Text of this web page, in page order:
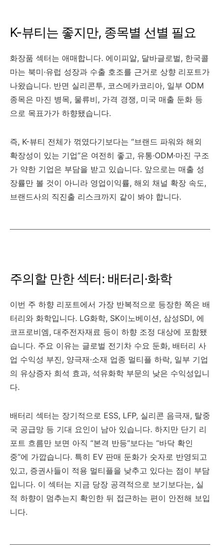
K-뷰티는 좋지만, 종목별 선별 필요
화장품 섹터는 애매합니다. 에이피알, 달바글로벌, 한국콜
마는 북미·유럽 성장과 수출 호조를 근거로 상향 리포트가
나왔습니다. 반면 실리콘투, 코스메카코리아, 일부 ODM
종목은 마진 병목, 물류비, 가격 경쟁, 미국 매출 둔화 등
으로 목표가가 하향됐습니다.
즉, K-뷰티 전체가 꺾였다기보다는 “브랜드 파워와 해외
확장성이 있는 기업”은 여전히 좋고, 유통·ODM·마진 구조
가 약한 기업은 부담을 받고 있습니다. 앞으로는 매출 성
장률만 볼 것이 아니라 영업이익률, 해외 채널 확장 속도,
브랜드사의 직진출 리스크까지 같이 봐야 합니다.
주의할 만한 섹터: 배터리·화학
이번 주 하향 리포트에서 가장 반복적으로 등장한 쪽은 배
터리와 화학입니다. LG화학, SK이노베이션, 삼성SDI, 에
코프로비엠, 대주전자재료 등이 하향 조정 대상에 포함됐
습니다. 주요 이유는 글로벌 전기차 수요 둔화, 배터리 사
업 수익성 부진, 양극재·소재 업종 멀티플 하락, 일부 기업
의 유상증자 희석 효과, 석유화학 부문의 낮은 수익성입니
다.
배터리 섹터는 장기적으로 ESS, LFP, 실리콘 음극재, 탈중
국 공급망 등 기대 요인이 남아 있습니다. 하지만 단기 리
포트 흐름만 보면 아직 “본격 반등”보다는 “바닥 확인
중”에 가깝습니다. 특히 EV 판매 둔화가 숫자로 반영되고
있고, 증권사들이 적용 멀티플을 낮추고 있다는 점이 부담
입니다. 이 섹터는 지금 당장 공격적으로 보기보다는, 실
적 하향이 멈추는지 확인한 뒤 접근하는 편이 안전해 보입
니다.